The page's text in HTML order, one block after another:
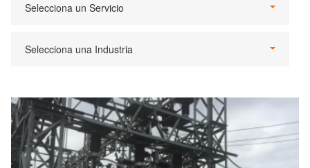
Selecciona un Servicio
Selecciona una Industria